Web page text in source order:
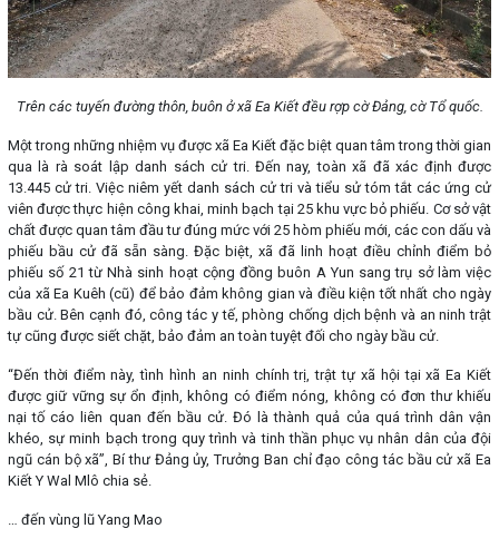
Trên các tuyến đường thôn, buôn ở xã Ea Kiết đều rợp cờ Đảng, cờ Tổ quốc.
Một trong những nhiệm vụ được xã Ea Kiết đặc biệt quan tâm trong thời gian
qua là rà soát lập danh sách cử tri. Đến nay, toàn xã đã xác định được
13.445 cử tri. Việc niêm yết danh sách cử tri và tiểu sử tóm tắt các ứng cử
viên được thực hiện công khai, minh bạch tại 25 khu vực bỏ phiếu. Cơ sở vật
chất được quan tâm đầu tư đúng mức với 25 hòm phiếu mới, các con dấu và
phiếu bầu cử đã sẵn sàng. Đặc biệt, xã đã linh hoạt điều chỉnh điểm bỏ
phiếu số 21 từ Nhà sinh hoạt cộng đồng buôn A Yun sang trụ sở làm việc
của xã Ea Kuêh (cũ) để bảo đảm không gian và điều kiện tốt nhất cho ngày
bầu cử. Bên cạnh đó, công tác y tế, phòng chống dịch bệnh và an ninh trật
tự cũng được siết chặt, bảo đảm an toàn tuyệt đối cho ngày bầu cử.
“Đến thời điểm này, tình hình an ninh chính trị, trật tự xã hội tại xã Ea Kiết
được giữ vững sự ổn định, không có điểm nóng, không có đơn thư khiếu
nại tố cáo liên quan đến bầu cử. Đó là thành quả của quá trình dân vận
khéo, sự minh bạch trong quy trình và tinh thần phục vụ nhân dân của đội
ngũ cán bộ xã”, Bí thư Đảng ủy, Trưởng Ban chỉ đạo công tác bầu cử xã Ea
Kiết Y Wal Mlô chia sẻ.
… đến vùng lũ Yang Mao